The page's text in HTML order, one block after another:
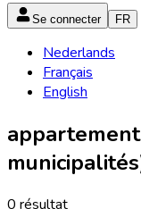
Se connecter FR
Nederlands
Français
English
0 résultat